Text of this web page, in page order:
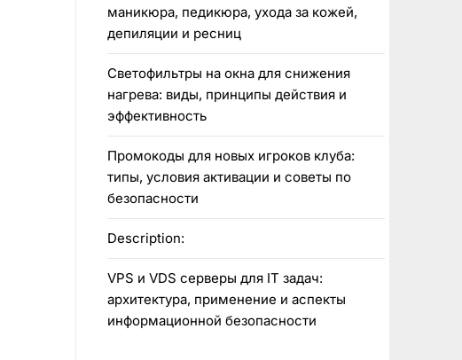
маникюра, педикюра, ухода за кожей,
депиляции и ресниц
Светофильтры на окна для снижения
нагрева: виды, принципы действия и
эффективность
Промокоды для новых игроков клуба:
типы, условия активации и советы по
безопасности
Description:
VPS и VDS серверы для IT задач:
архитектура, применение и аспекты
информационной безопасности